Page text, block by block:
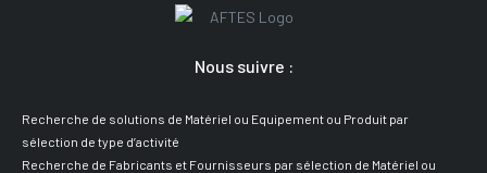
Nous suivre :
Recherche de solutions de Matériel ou Equipement ou Produit par
sélection de type d’activité
Recherche de Fabricants et Fournisseurs par sélection de Matériel ou